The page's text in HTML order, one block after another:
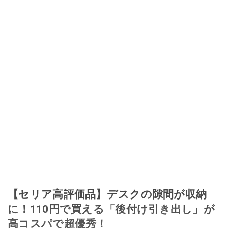
【セリア高評価品】デスクの隙間が収納
に！110円で買える「後付け引き出し」が
高コスパで超優秀！